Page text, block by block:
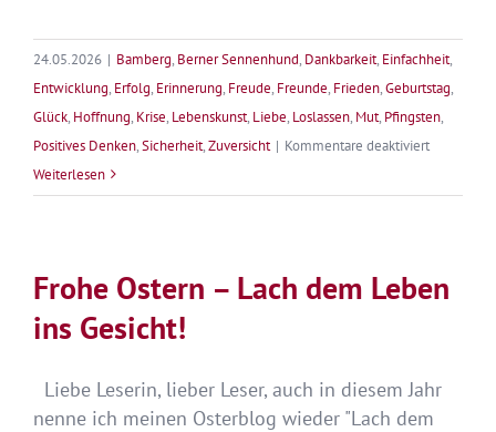
24.05.2026 | Bamberg, Berner Sennenhund, Dankbarkeit, Einfachheit,
Entwicklung, Erfolg, Erinnerung, Freude, Freunde, Frieden,Geburtstag,
Glück, Hoffnung, Krise, Lebenskunst, Liebe, Loslassen, Mut, Pfingsten,
Positives Denken,Sicherheit,Zuversicht | Kommentare deaktiviertfür
Pfingsten
leben
Weiterlesen
Frohe Ostern – Lach dem Leben
ins Gesicht!
Liebe Leserin, lieber Leser, auch in diesem Jahr
nenne ich meinen Osterblog wieder "Lach dem